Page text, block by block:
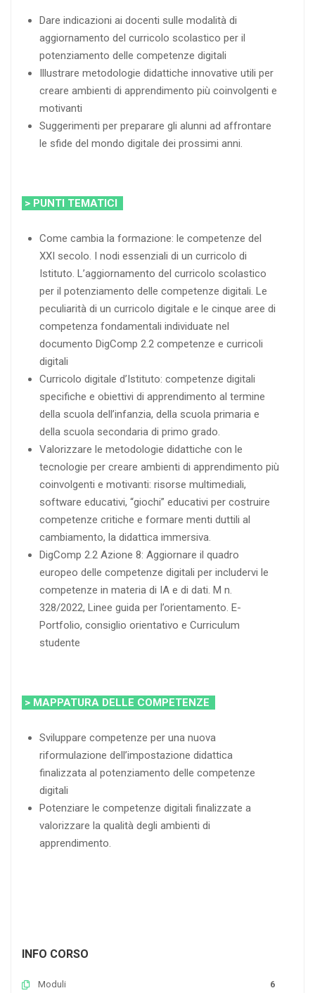
Dare indicazioni ai docenti sulle modalità di
aggiornamento del curricolo scolastico per il
potenziamento delle competenze digitali
Illustrare metodologie didattiche innovative utili per
creare ambienti di apprendimento più coinvolgenti e
motivanti
Suggerimenti per preparare gli alunni ad affrontare
le sfide del mondo digitale dei prossimi anni.
> PUNTI TEMATICI
Come cambia la formazione: le competenze del
XXI secolo. I nodi essenziali di un curricolo di
Istituto. L’aggiornamento del curricolo scolastico
per il potenziamento delle competenze digitali. Le
peculiarità di un curricolo digitale e le cinque aree di
competenza fondamentali individuate nel
documento DigComp 2.2 competenze e curricoli
digitali
Curricolo digitale d’Istituto: competenze digitali
specifiche e obiettivi di apprendimento al termine
della scuola dell’infanzia, della scuola primaria e
della scuola secondaria di primo grado.
Valorizzare le metodologie didattiche con le
tecnologie per creare ambienti di apprendimento più
coinvolgenti e motivanti: risorse multimediali,
software educativi, “giochi” educativi per costruire
competenze critiche e formare menti duttili al
cambiamento, la didattica immersiva.
DigComp 2.2 Azione 8: Aggiornare il quadro
europeo delle competenze digitali per includervi le
competenze in materia di IA e di dati. M n.
328/2022, Linee guida per l’orientamento. E-
Portfolio, consiglio orientativo e Curriculum
studente
> MAPPATURA DELLE COMPETENZE
Sviluppare competenze per una nuova
riformulazione dell’impostazione didattica
finalizzata al potenziamento delle competenze
digitali
Potenziare le competenze digitali finalizzate a
valorizzare la qualità degli ambienti di
apprendimento.
INFO CORSO
Moduli 6